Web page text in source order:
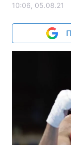
10:06, 05.08.21